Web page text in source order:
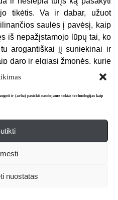
ir (arba) pasiekti naudojame tokias technologijas kaip
nuostatas
tikėtis. Va ir dabar, užuot
saulės į pavėsį, kaip
iš nepažįstamojo lūpų tai, ko
arogantiškai jį suniekinai ir
daro ir elgiasi žmonės, kurie
ir suinteresuoti sveiku kailiu?
ir pats ant savo galvos
jog po viso šito, kas jau
įvyko, gali prie tavęs sustoti
to kreivanosio iš troleibuso